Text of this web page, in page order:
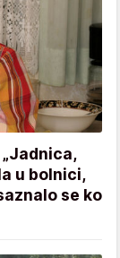
u bolnici,
se ko